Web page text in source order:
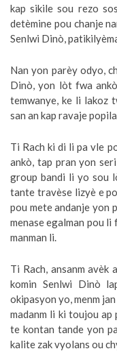
kap sikile sou rezo
detèmine pou chanje
Senlwi Dinò,
Nan yon parèy odyo,
Dinò, yon lòt fwa
temwanye, ke li lakoz
san an kap ravaje
Ti Rach ki di li pa vle
ankò, tap pran yon
group bandi li yo sou
tante travèse lizyè e
pou mete andanje yon
menase egalman pou li
manman li.
Ti Rach, ansanm avèk
komin Senlwi Dinò
okipasyon yo, menm
madanm li ki toujou ap
te kontan tande yon
kalite zak vyolans ou